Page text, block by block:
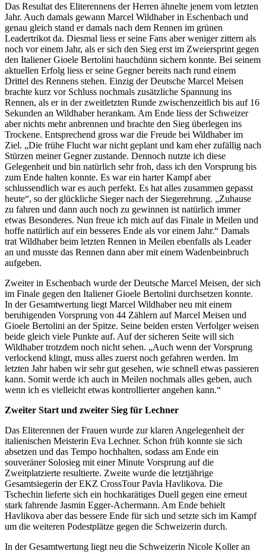
Das Resultat des Eliterennens der Herren ähnelte jenem vom letzten
Jahr. Auch damals gewann Marcel Wildhaber in Eschenbach und
genau gleich stand er damals nach dem Rennen im grünen
Leadertrikot da. Diesmal liess er seine Fans aber weniger zittern als
noch vor einem Jahr, als er sich den Sieg erst im Zweiersprint gegen
den Italiener Gioele Bertolini hauchdünn sichern konnte. Bei seinem
aktuellen Erfolg liess er seine Gegner bereits nach rund einem
Drittel des Rennens stehen. Einzig der Deutsche Marcel Meisen
brachte kurz vor Schluss nochmals zusätzliche Spannung ins
Rennen, als er in der zweitletzten Runde zwischenzeitlich bis auf 16
Sekunden an Wildhaber herankam. Am Ende liess der Schweizer
aber nichts mehr anbrennen und brachte den Sieg überlegen ins
Trockene. Entsprechend gross war die Freude bei Wildhaber im
Ziel. „Die frühe Flucht war nicht geplant und kam eher zufällig nach
Stürzen meiner Gegner zustande. Dennoch nutzte ich diese
Gelegenheit und bin natürlich sehr froh, dass ich den Vorsprung bis
zum Ende halten konnte. Es war ein harter Kampf aber
schlussendlich war es auch perfekt. Es hat alles zusammen gepasst
heute“, so der glückliche Sieger nach der Siegerehrung. „Zuhause
zu fahren und dann auch noch zu gewinnen ist natürlich immer
etwas Besonderes. Nun freue ich mich auf das Finale in Meilen und
hoffe natürlich auf ein besseres Ende als vor einem Jahr.“ Damals
trat Wildhaber beim letzten Rennen in Meilen ebenfalls als Leader
an und musste das Rennen dann aber mit einem Wadenbeinbruch
aufgeben.
Zweiter in Eschenbach wurde der Deutsche Marcel Meisen, der sich
im Finale gegen den Italiener Gioele Bertolini durchsetzen konnte.
In der Gesamtwertung liegt Marcel Wildhaber neu mit einem
beruhigenden Vorsprung von 44 Zählern auf Marcel Meisen und
Gioele Bertolini an der Spitze. Seine beiden ersten Verfolger weisen
beide gleich viele Punkte auf. Auf der sicheren Seite will sich
Wildhaber trotzdem noch nicht sehen. „Auch wenn der Vorsprung
verlockend klingt, muss alles zuerst noch gefahren werden. Im
letzten Jahr haben wir sehr gut gesehen, wie schnell etwas passieren
kann. Somit werde ich auch in Meilen nochmals alles geben, auch
wenn ich es vielleicht etwas kontrollierter angehen kann.“
Zweiter Start und zweiter Sieg für Lechner
Das Eliterennen der Frauen wurde zur klaren Angelegenheit der
italienischen Meisterin Eva Lechner. Schon früh konnte sie sich
absetzen und das Tempo hochhalten, sodass am Ende ein
souveräner Solosieg mit einer Minute Vorsprung auf die
Zweitplatzierte resultierte. Zweite wurde die letztjährige
Gesamtsiegerin der EKZ CrossTour Pavla Havlikova. Die
Tschechin lieferte sich ein hochkarätiges Duell gegen eine erneut
stark fahrende Jasmin Egger-Achermann. Am Ende behielt
Havlikova aber das bessere Ende für sich und setzte sich im Kampf
um die weiteren Podestplätze gegen die Schweizerin durch.
In der Gesamtwertung liegt neu die Schweizerin Nicole Koller an